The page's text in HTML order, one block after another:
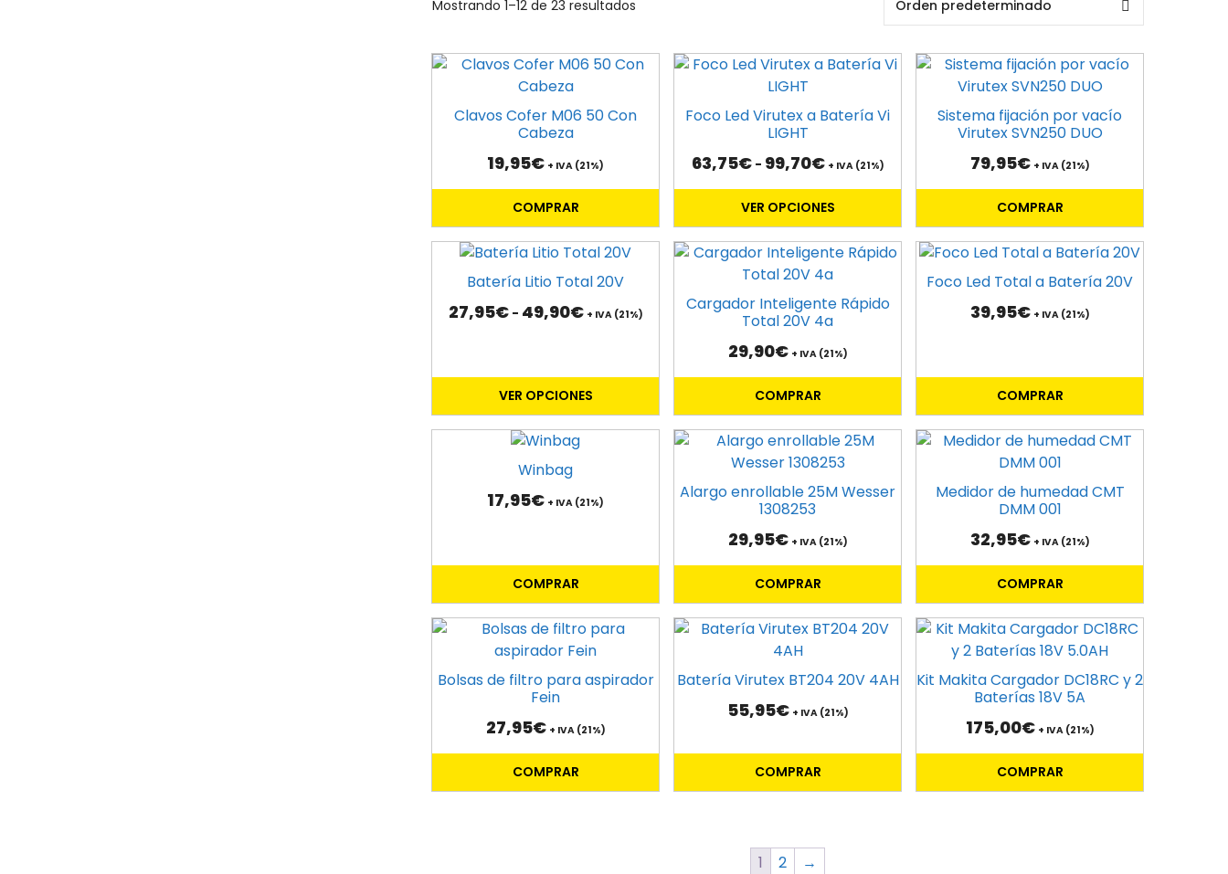
Mostrando 1–12 de 23 resultados
Clavos Cofer M06 50 Con
Cabeza
19,95€ + IVA (21%)
COMPRAR
Foco Led Virutex a Batería Vi
LIGHT
63,75€ - 99,70€Rango
precios:
desde
63,75€
hasta
99,70€
+ IVA (21%)
VER OPCIONES
Este
tiene
Las
opciones
pueden
elegir
Sistema fijación por vacío
Virutex SVN250 DUO
79,95€ + IVA (21%)
COMPRAR
Batería Litio Total 20V
27,95€ - 49,90€Rango
27,95€
hasta
49,90€
+ IVA (21%)
VER OPCIONES
Este
producto
múltiples
opciones
pueden
Cargador Inteligente Rápido
Total 20V 4a
29,90€ + IVA (21%)
COMPRAR
Foco Led Total a Batería 20V
39,95€ + IVA (21%)
COMPRAR
Winbag
17,95€ + IVA (21%)
COMPRAR
Alargo enrollable 25M Wesser
1308253
29,95€ + IVA (21%)
COMPRAR
Medidor de humedad CMT
DMM 001
32,95€ + IVA (21%)
COMPRAR
Bolsas de filtro para aspirador
Fein
27,95€ + IVA (21%)
COMPRAR
Batería Virutex BT204 20V 4AH
55,95€ + IVA (21%)
COMPRAR
Kit Makita Cargador DC18RC y 2
Baterías 18V 5A
175,00€ + IVA (21%)
COMPRAR
1 2 →